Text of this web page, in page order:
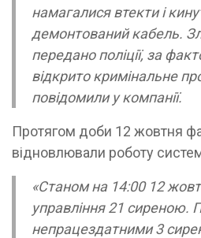
намагалися втекти і
демонтований кабель.
передано поліції, за
відкрито кримінальне
повідомили у компанії.
Протягом доби 12 жовтня
відновлювали роботу
«Станом на 14:00 12
управління 21
непрацездатними 3